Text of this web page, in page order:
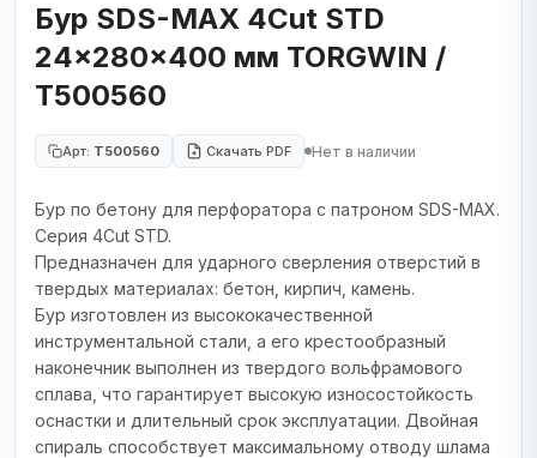
Бур SDS-MAX 4Cut STD
24x280x400 мм TORGWIN /
T500560
Арт: T500560 Скачать PDF Нет в наличии
Бур по бетону для перфоратора с патроном SDS-MAX.
Серия 4Cut STD.
Предназначен для ударного сверления отверстий в
твердых материалах: бетон, кирпич, камень.
Бур изготовлен из высококачественной
инструментальной стали, а его крестообразный
наконечник выполнен из твердого вольфрамового
сплава, что гарантирует высокую износостойкость
оснастки и длительный срок эксплуатации. Двойная
спираль способствует максимальному отводу шлама